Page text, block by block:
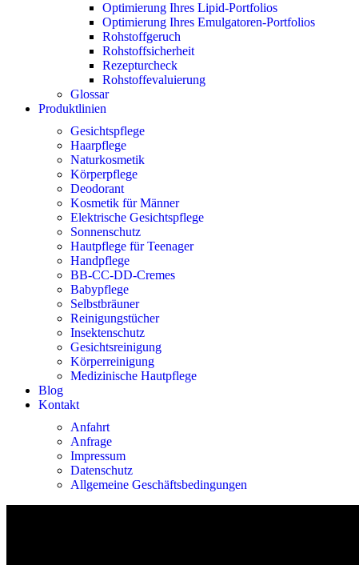
Optimierung Ihres Lipid-Portfolios
Optimierung Ihres Emulgatoren-Portfolios
Rohstoffgeruch
Rohstoffsicherheit
Rezepturcheck
Rohstoffevaluierung
Glossar
Produktlinien
Gesichtspflege
Haarpflege
Naturkosmetik
Körperpflege
Deodorant
Kosmetik für Männer
Elektrische Gesichtspflege
Sonnenschutz
Hautpflege für Teenager
Handpflege
BB-CC-DD-Cremes
Babypflege
Selbstbräuner
Reinigungstücher
Insektenschutz
Gesichtsreinigung
Körperreinigung
Medizinische Hautpflege
Blog
Kontakt
Anfahrt
Anfrage
Impressum
Datenschutz
Allgemeine Geschäftsbedingungen